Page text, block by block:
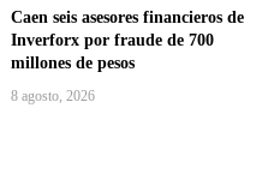
Caen seis asesores financieros de
Inverforx por fraude de 700
millones de pesos
8 agosto, 2026